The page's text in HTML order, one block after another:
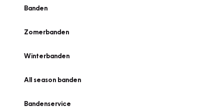
Banden
Zomerbanden
Winterbanden
All season banden
Bandenservice